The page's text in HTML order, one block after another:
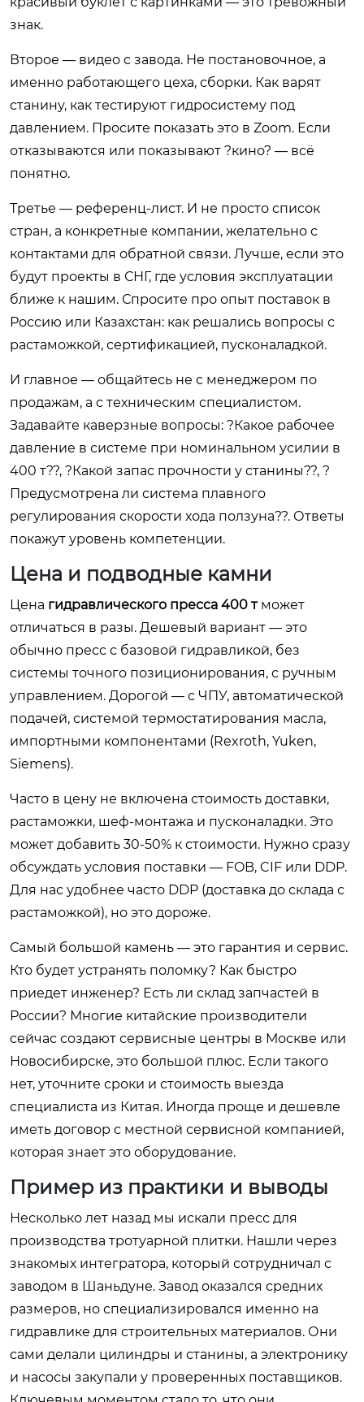
знак.
Второе — видео с завода. Не постановочное, а
именно работающего цеха, сборки. Как варят
станину, как тестируют гидросистему под
давлением. Просите показать это в Zoom. Если
отказываются или показывают ?кино? — всё
понятно.
Третье — референц-лист. И не просто список
стран, а конкретные компании, желательно с
контактами для обратной связи. Лучше, если это
будут проекты в СНГ, где условия эксплуатации
ближе к нашим. Спросите про опыт поставок в
Россию или Казахстан: как решались вопросы с
растаможкой, сертификацией, пусконаладкой.
И главное — общайтесь не с менеджером по
продажам, а с техническим специалистом.
Задавайте каверзные вопросы: ?Какое рабочее
давление в системе при номинальном усилии в
400 т??, ?Какой запас прочности у станины??, ?
Предусмотрена ли система плавного
регулирования скорости хода ползуна??. Ответы
покажут уровень компетенции.
Цена и подводные камни
Цена гидравлического пресса 400 тможет
отличаться в разы. Дешевый вариант — это
обычно пресс с базовой гидравликой, без
системы точного позиционирования, с ручным
управлением. Дорогой — с ЧПУ, автоматической
подачей, системой термостатирования масла,
импортными компонентами (Rexroth, Yuken,
Siemens).
Часто в цену не включена стоимость доставки,
растаможки, шеф-монтажа и пусконаладки. Это
может добавить 30-50% к стоимости. Нужно сразу
обсуждать условия поставки — FOB, CIF или DDP.
Для нас удобнее часто DDP (доставка до склада с
растаможкой), но это дороже.
Самый большой камень — это гарантия и сервис.
Кто будет устранять поломку? Как быстро
приедет инженер? Есть ли склад запчастей в
России? Многие китайские производители
сейчас создают сервисные центры в Москве или
Новосибирске, это большой плюс. Если такого
нет, уточните сроки и стоимость выезда
специалиста из Китая. Иногда проще и дешевле
иметь договор с местной сервисной компанией,
которая знает это оборудование.
Пример из практики и выводы
Несколько лет назад мы искали пресс для
производства тротуарной плитки. Нашли через
знакомых интегратора, который сотрудничал с
заводом в Шаньдуне. Завод оказался средних
размеров, но специализировался именно на
гидравлике для строительных материалов. Они
сами делали цилиндры и станины, а электронику
и насосы закупали у проверенных поставщиков.